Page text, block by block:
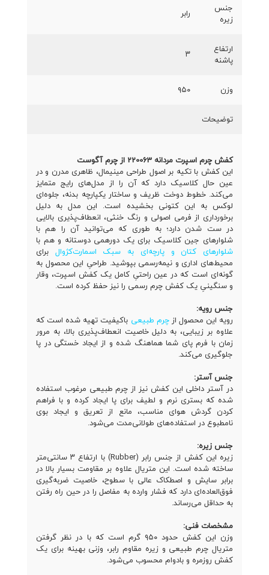
جنس
زیره
رابر
ارتفاع
پاشنه
۳
وزن ۹۵۰
توضیحات
کفش چرم اسپرت مردانه 220063 از چرم آگوست
این کفش با تکیه بر اصول طراحی مینیمال، ظاهری مدرن و در
عین حال کلاسیک دارد که آن را از مدل‌های رایج متمایز
می‌کند. خطوط دوخت ظریف و ساختار یکپارچه بدنه، جلوه‌ای
لوکس به این کتونی بخشیده است. این مدل به دلیل
برخورداری از فرمی اصولی و رنگ خنثی، انعطاف‌پذیری بالایی
در ست شدن دارد؛ به طوری که می‌توانید آن را هم با
شلوارهای جین کلاسیک برای یک دورهمی دوستانه و هم با
شلوارهای کتان و پارچه‌ای به سبک اسمارت‌کژوال برای
محیط‌های اداری و نیمه‌رسمی بپوشید. طراحیِ این محصول به
گونه‌ای است که در عین راحتیِ کامل یک کفش اسپرت، وقار
و سنگینیِ یک کفش چرم رسمی را نیز حفظ کرده است.
جنس رویه:
رویه این محصول ازچرم طبیعی باکیفیت تهیه شده است که
علاوه بر زیبایی، به دلیل خاصیت انعطاف‌پذیری بالا، به مرور
زمان با فرم پای شما هماهنگ شده و از ایجاد خستگی در پا
جلوگیری می‌کند.
جنس آستر:
در آستر داخلی این کفش نیز از چرم طبیعی مرغوب استفاده
شده که بستری نرم و لطیف برای پا ایجاد کرده و با فراهم
کردن گردش هوای مناسب، مانع از تعریق و ایجاد بوی
نامطبوع در استفاده‌های طولانی‌مدت می‌شود.
جنس زیره:
زیره این کفش از جنس رابر (Rubber)
با ارتفاع ۳ سانتی‌متر
ساخته شده است. این متریال علاوه بر مقاومت بسیار بالا در
برابر سایش و اصطکاک عالی با سطوح، خاصیت ضربه‌گیری
فوق‌العاده‌ای دارد که فشار وارده به مفاصل را در حین راه رفتن
به حداقل می‌رساند.
مشخصات فنی:
وزن این کفش حدود ۹۵۰ گرم است که با در نظر گرفتن
متریال چرم طبیعی و زیره مقاوم رابر، وزنی بهینه برای یک
کفش روزمره و بادوام محسوب می‌شود.